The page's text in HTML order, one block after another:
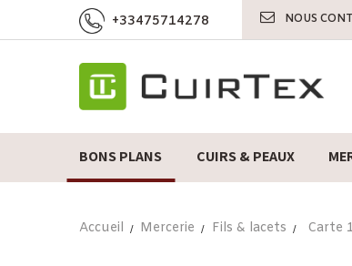
+33475714278 NOUS
BONS PLANS CUIRS & PEAUX
Accueil Mercerie Fils & lacets Carte